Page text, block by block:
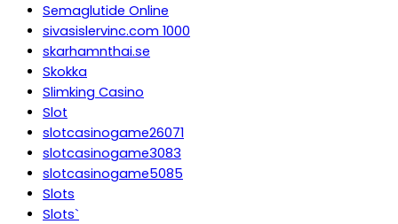
Semaglutide Online
sivasislervinc.com 1000
skarhamnthai.se
Skokka
Slimking Casino
Slot
slotcasinogame26071
slotcasinogame3083
slotcasinogame5085
Slots
Slots`